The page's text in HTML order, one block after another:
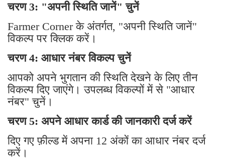
चरण 3: "अपनी स्थिति जानें" चुनें
Farmer Corner के अंतर्गत, "अपनी स्थिति जानें"
विकल्प पर क्लिक करें।
चरण 4: आधार नंबर विकल्प चुनें
आपको अपने भुगतान की स्थिति देखने के लिए तीन
विकल्प दिए जाएंगे। उपलब्ध विकल्पों में से "आधार
नंबर" चुनें।
चरण 5: अपने आधार कार्ड की जानकारी दर्ज करें
दिए गए फ़ील्ड में अपना 12 अंकों का आधार नंबर दर्ज
करें।